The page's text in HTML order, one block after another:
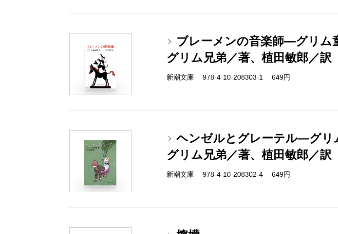
ブレーメンの音楽師―グリム
グリム兄弟／著、植田敏郎／訳
新潮文庫 978-4-10-208303-1 649円
ヘンゼルとグレーテル―グ
グリム兄弟／著、植田敏郎／訳
新潮文庫 978-4-10-208302-4 649円